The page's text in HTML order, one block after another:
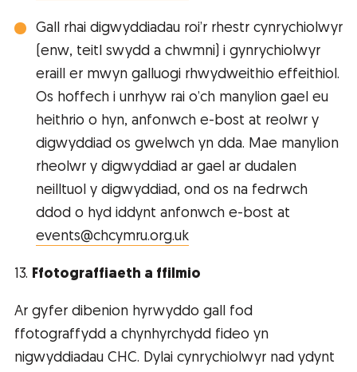
Gall rhai digwyddiadau roi’r rhestr cynrychiolwyr
(enw, teitl swydd a chwmni) i gynrychiolwyr
eraill er mwyn galluogi rhwydweithio effeithiol.
Os hoffech i unrhyw rai o’ch manylion gael eu
heithrio o hyn, anfonwch e-bost at reolwr y
digwyddiad os gwelwch yn dda. Mae manylion
rheolwr y digwyddiad ar gael ar dudalen
neilltuol y digwyddiad, ond os na fedrwch
ddod o hyd iddynt anfonwch e-bost at
events@chcymru.org.uk
13. Ffotograffiaeth a ffilmio
Ar gyfer dibenion hyrwyddo gall fod
ffotograffydd a chynhyrchydd fideo yn
nigwyddiadau CHC. Dylai cynrychiolwyr nad ydynt